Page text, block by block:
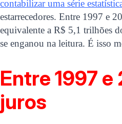
contabilizar uma série
estarrecedores. Entre 1997 e
equivalente a R$ 5,1 trilhões
se enganou na leitura. É isso
Entre 1997
juros